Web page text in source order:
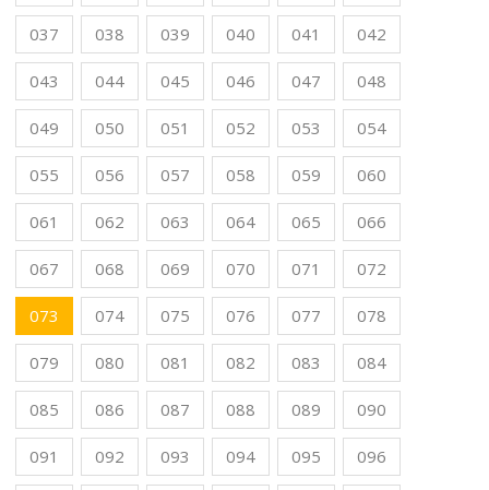
037 038 039 040 041 042
043 044 045 046 047 048
049 050 051 052 053 054
055 056 057 058 059 060
061 062 063 064 065 066
067 068 069 070 071 072
073 074 075 076 077 078
079 080 081 082 083 084
085 086 087 088 089 090
091 092 093 094 095 096